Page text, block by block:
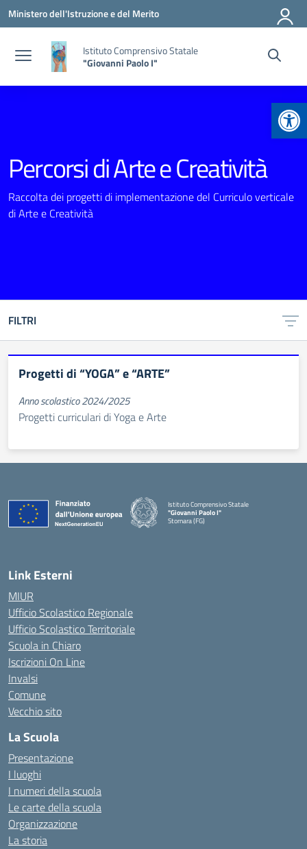
Vai ai contenuti
Vai al menu di navigazione
Vai al footer
Ministero dell'Istruzione e del Merito
Istituto Comprensivo Statale
"Giovanni Paolo I"
Percorsi di Arte e Creatività
Raccolta dei progetti di implementazione del Curriculo verticale
di Arte e Creatività
FILTRI
Progetti di “YOGA” e “ARTE”
Anno scolastico 2024/2025
Progetti curriculari di Yoga e Arte
Istituto Comprensivo Statale
"Giovanni Paolo I"
Stornara (FG)
Link Esterni
MIUR
Ufficio Scolastico Regionale
Ufficio Scolastico Territoriale
Scuola in Chiaro
Iscrizioni On Line
Invalsi
Comune
Vecchio sito
La Scuola
Presentazione
I luoghi
I numeri della scuola
Le carte della scuola
Organizzazione
La storia